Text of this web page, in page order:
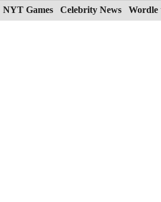
NYT Games Celebrity News Wordle